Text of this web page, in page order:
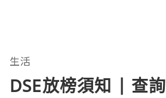
生活
DSE放榜須知 | 查